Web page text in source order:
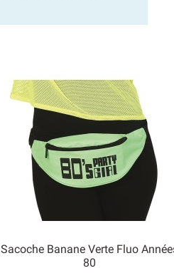
Sacoche Banane Verte Fluo
80
Aperçu rapide